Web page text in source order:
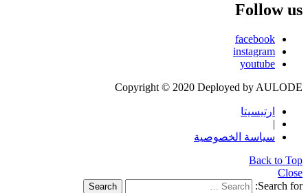
Follow us
facebook
instagram
youtube
Copyright © 2020 Deployed by AULODE
ارتيسيتا
|
سياسة الخصوصية
Back to Top
Close
Search for:
Search